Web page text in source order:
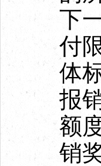
下
付
体
报
额
销